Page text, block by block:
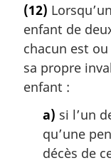
e
m
a
r
i
(12)
enfant de
chacun est
sa propre
enfant :
a) si l’un
qu’une
décès de